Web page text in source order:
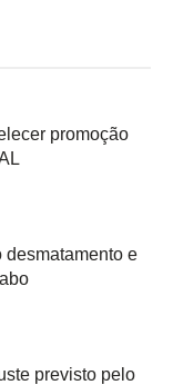
promoção
desmatamento e
previsto pelo